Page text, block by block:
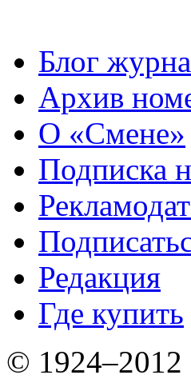
Блог
Архив
О «Смене»
Подписка
Редакция
Где купить
©